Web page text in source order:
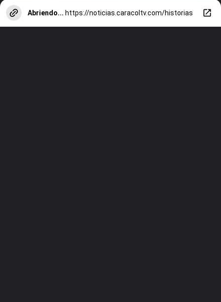
Abriendo... https://noticias.caracoltv.com/historias